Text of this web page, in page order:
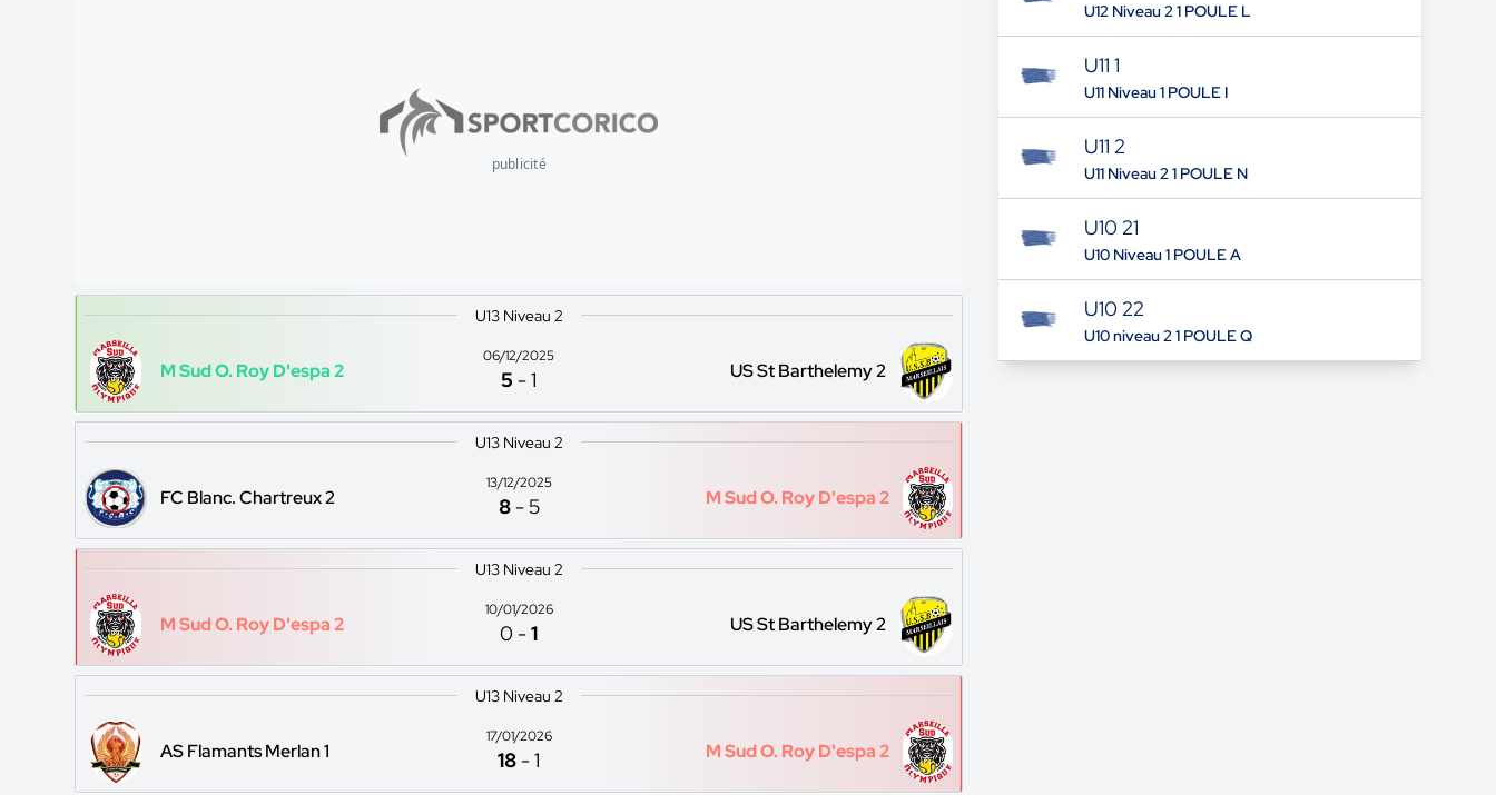
publicité
U13 Niveau 2
M Sud O. Roy D'espa 2
06/12/2025
5 -1 US St Barthelemy 2
U13 Niveau 2
FC Blanc. Chartreux 2
13/12/2025
8 - 5 M Sud O. Roy D'espa 2
U13 Niveau 2
M Sud O. Roy D'espa 2
10/01/2026
0 -1 US St Barthelemy 2
U13 Niveau 2
AS Flamants Merlan 1
17/01/2026
18 -1 M Sud O. Roy D'espa 2
U12 Niveau 2 1 POULE L
U11 1
U11 Niveau 1 POULE I
U11 2
U11 Niveau 2 1 POULE N
U10 21
U10 Niveau 1 POULE A
U10 22
U10 niveau 2 1 POULE Q